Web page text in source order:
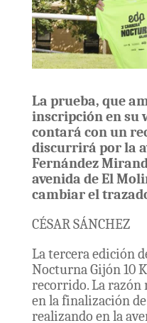
La prueba, que
inscripción en su
contará con un
discurrirá por la
Fernández
avenida de El
cambiar el
CÉSAR SÁNCHEZ
La tercera edición
Nocturna Gijón 10
recorrido. La razón
en la finalización
realizando en la